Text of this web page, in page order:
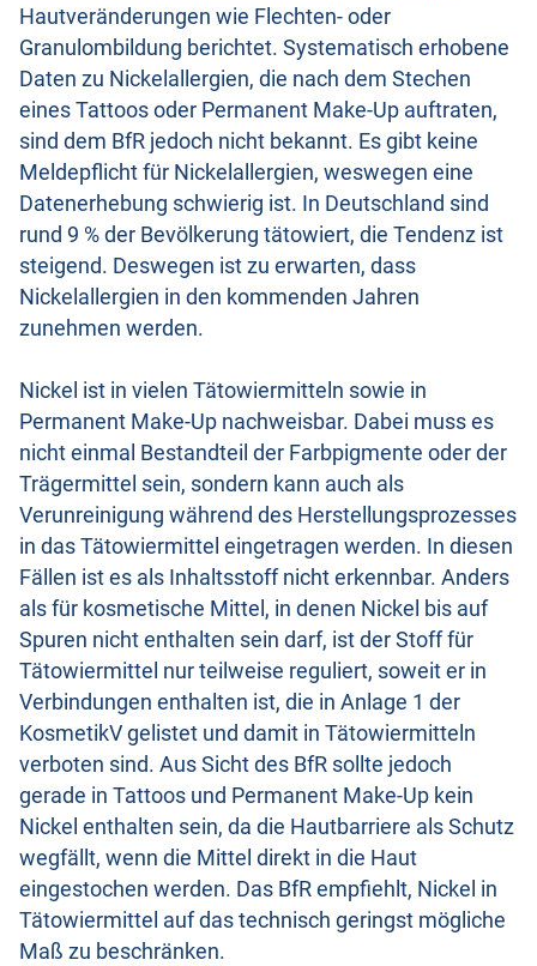
Hautveränderungen wie Flechten- oder
Granulombildung berichtet. Systematisch erhobene
Daten zu Nickelallergien, die nach dem Stechen
eines Tattoos oder Permanent Make-Up auftraten,
sind dem BfR jedoch nicht bekannt. Es gibt keine
Meldepflicht für Nickelallergien, weswegen eine
Datenerhebung schwierig ist. In Deutschland sind
rund 9 % der Bevölkerung tätowiert, die Tendenz ist
steigend. Deswegen ist zu erwarten, dass
Nickelallergien in den kommenden Jahren
zunehmen werden.
Nickel ist in vielen Tätowiermitteln sowie in
Permanent Make-Up nachweisbar. Dabei muss es
nicht einmal Bestandteil der Farbpigmente oder der
Trägermittel sein, sondern kann auch als
Verunreinigung während des Herstellungsprozesses
in das Tätowiermittel eingetragen werden. In diesen
Fällen ist es als Inhaltsstoff nicht erkennbar. Anders
als für kosmetische Mittel, in denen Nickel bis auf
Spuren nicht enthalten sein darf, ist der Stoff für
Tätowiermittel nur teilweise reguliert, soweit er in
Verbindungen enthalten ist, die in Anlage 1 der
KosmetikV gelistet und damit in Tätowiermitteln
verboten sind. Aus Sicht des BfR sollte jedoch
gerade in Tattoos und Permanent Make-Up kein
Nickel enthalten sein, da die Hautbarriere als Schutz
wegfällt, wenn die Mittel direkt in die Haut
eingestochen werden. Das BfR empfiehlt, Nickel in
Tätowiermittel auf das technisch geringst mögliche
Maß zu beschränken.